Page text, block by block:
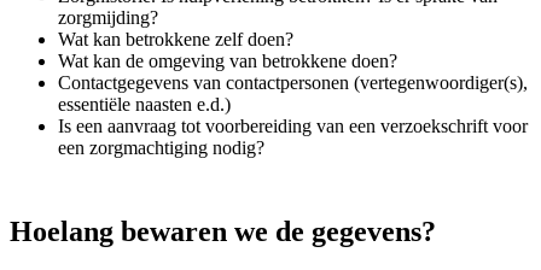
zorgmijding?
Wat kan betrokkene zelf doen?
Wat kan de omgeving van betrokkene doen?
Contactgegevens van contactpersonen (vertegenwoordiger(s),
essentiële naasten e.d.)
Is een aanvraag tot voorbereiding van een verzoekschrift voor
een zorgmachtiging nodig?
Hoelang bewaren we de gegevens?